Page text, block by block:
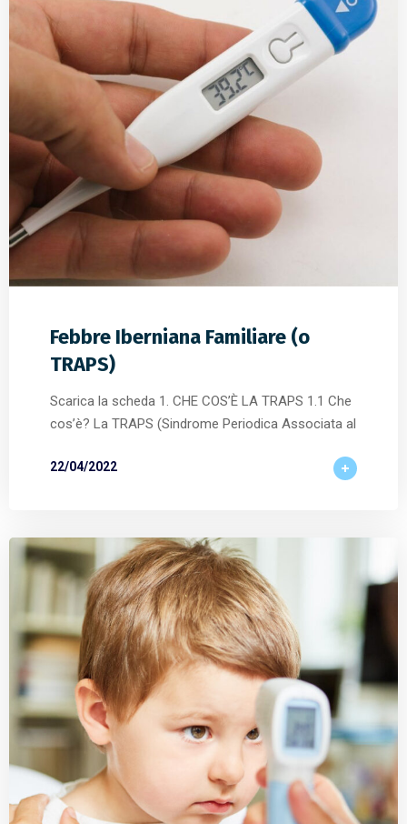
Febbre Iberniana Familiare (o
TRAPS)
Scarica la scheda 1. CHE COS’È LA TRAPS 1.1 Che
cos’è? La TRAPS (Sindrome Periodica Associata al
22/04/2022